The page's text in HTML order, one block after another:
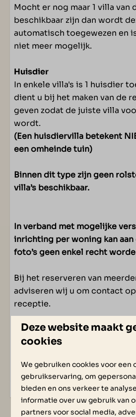
Mocht er nog maar 1 villa van
beschikbaar zijn dan wordt
automatisch toegewezen en
niet meer mogelijk.
Huisdier
In enkele villa's is 1 huisdier
dient u bij het maken van de
geven zodat de juiste villa
wordt.
(Een huisdiervilla betekent
een omheinde tuin)
Binnen dit type zijn geen
villa’s beschikbaar.
In verband met mogelijke
inrichting per woning kan
foto’s geen enkel recht
Bij het reserveren van
adviseren wij u om contact
receptie.
Balkon op 1e verdieping
Deze website maakt
cookies
We gebruiken cookies voor een
gebruikservaring, om
bieden en ons verkeer te
informatie over uw gebruik van
partners voor social media,